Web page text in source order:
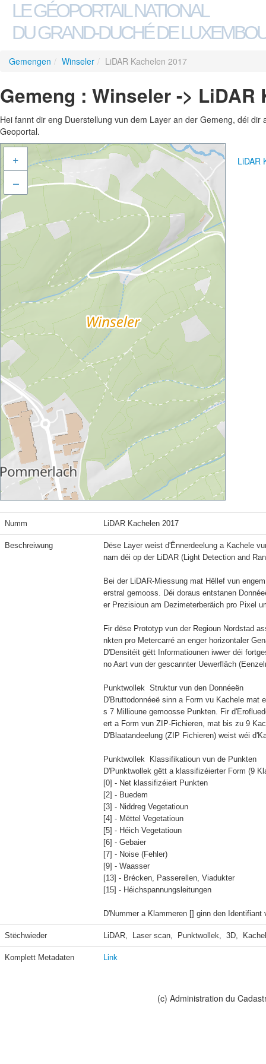
LE GÉOPORTAIL NATIONAL
DU GRAND-DUCHÉ DE
Gemengen / Winseler / LiDAR Kachelen 2017
Gemeng : Winseler -> LiDAR
Hei fannt dir eng Duerstellung vun dem Layer an der Gemeng, déi
Geoportal.
+
–
LiDAR
Numm LiDAR Kachelen 2017
Beschreiwung
Dëse Layer weist d'Ënnerdeelung a Kachele
nam déi op der LiDAR (Light Detection and
Bei der LiDAR-Miessung mat Hëllef vun
erstral gemooss. Déi doraus entstanen
er Prezisioun am Dezimeterberäich pro Pixel
Fir dëse Prototyp vun der Regioun Nordstad
nkten pro Metercarré an enger horizontaler
D'Densitéit gëtt Informatiounen iwwer déi
no Aart vun der gescannter Uewerfläch
Punktwollek  Struktur vun den Donnéeën
D'Bruttodonnéeë sinn a Form vu Kachele mat
s 7 Millioune gemoosse Punkten. Fir
ert a Form vun ZIP-Fichieren, mat bis zu 9
D'Blaatandeelung (ZIP Fichieren) weist wéi
Punktwollek  Klassifikatioun vun de Punkten
D'Punktwollek gëtt a klassifizéierter Form (9
[0] - Net klassifizéiert Punkten
[2] - Buedem
[3] - Niddreg Vegetatioun
[4] - Mëttel Vegetatioun
[5] - Héich Vegetatioun
[6] - Gebaier
[7] - Noise (Fehler)
[9] - Waasser
[13] - Brécken, Passerellen, Viadukter
[15] - Héichspannungsleitungen
D'Nummer a Klammeren [] ginn den Identifiant
Stëchwieder LiDAR,  Laser scan,  Punktwollek,  3D,
Komplett Metadaten Link
(c) Administration du